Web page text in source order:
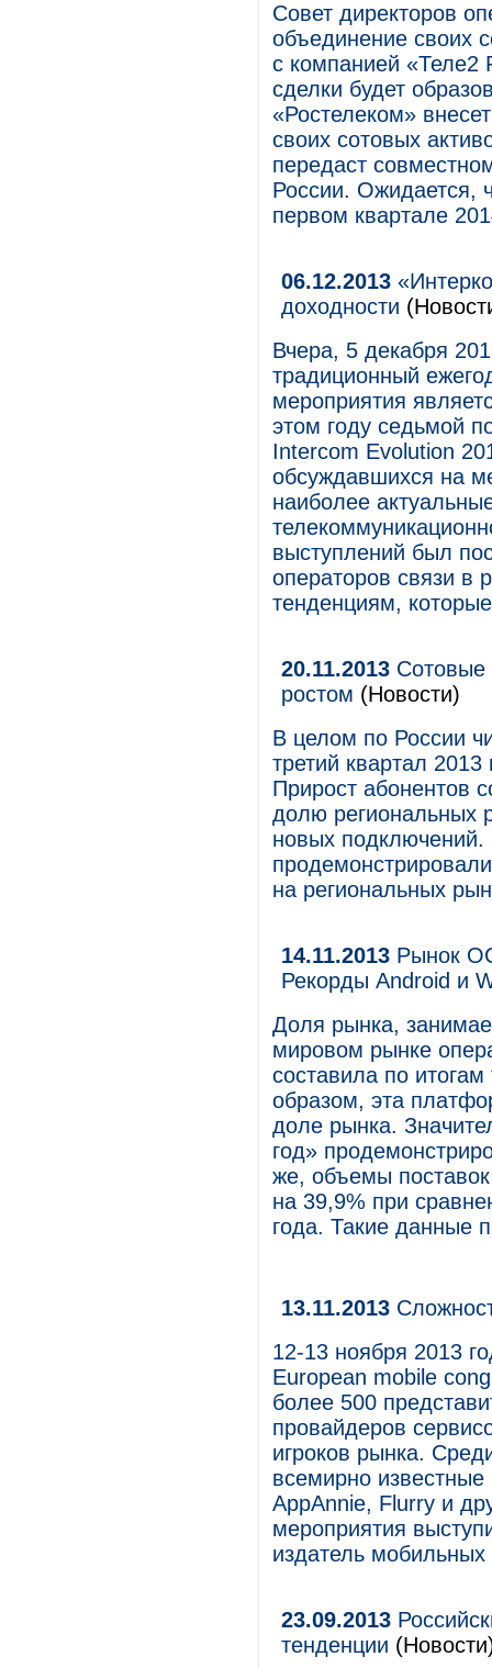
Совет директоров
объединение своих
с компанией «Теле2
сделки будет
«Ростелеком»
своих сотовых
передаст
России. Ожидается,
первом квартале
06.12.2013
доходности
Вчера, 5 декабря
традиционный
мероприятия
этом году седьмой
Intercom Evolution
обсуждавшихся на
наиболее
выступлений был
операторов связи в
тенденциям,
20.11.2013 Сотовые
ростом (Новости)
В целом по России
третий квартал 2013
Прирост абонентов
долю региональных
новых подключений.
на региональных
14.11.2013 Рынок
Рекорды Android и
Доля рынка,
мировом рынке
составила по
образом, эта
доле рынка.
год»
же, объемы
на 39,9% при
года. Такие данные
13.11.2013
12-13 ноября 2013
European mobile
более 500
провайдеров
игроков рынка.
всемирно
AppAnnie, Flurry и
мероприятия
издатель
23.09.2013
тенденции